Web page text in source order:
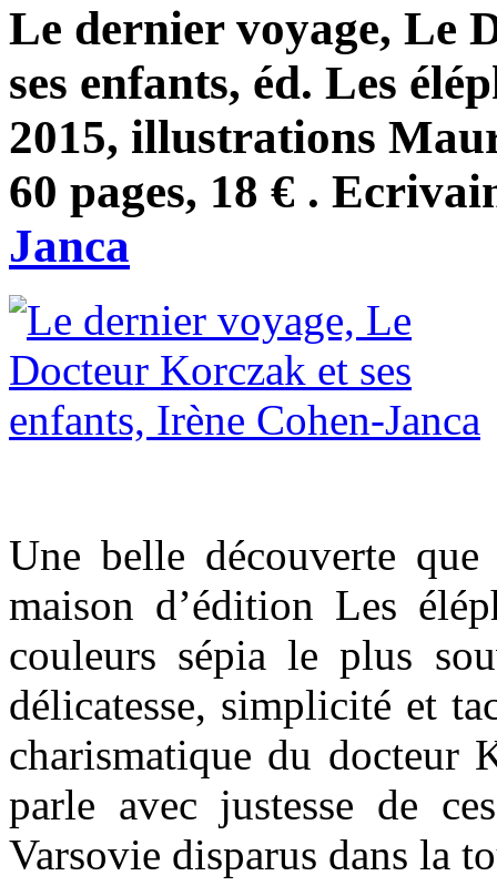
Le dernier voyage, Le
ses enfants, éd. Les
2015, illustrations
60 pages, 18 € .
Janca
Une belle découverte
maison d’édition Les
couleurs sépia le plus
délicatesse, simplicité et
charismatique du docteur
parle avec justesse de
Varsovie disparus dans la